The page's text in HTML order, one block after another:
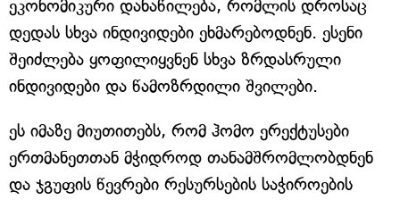
ეკონომიკური დანაწილება, რომლის დროსაც
დედას სხვა ინდივიდები ეხმარებოდნენ. ესენი
შეიძლება ყოფილიყვნენ სხვა ზრდასრული
ინდივიდები და წამოზრდილი შვილები.
ეს იმაზე მიუთითებს, რომ ჰომო ერექტუსები
ერთმანეთთან მჭიდროდ თანამშრომლობდნენ
და ჯგუფის წევრები რესურსების საჭიროების